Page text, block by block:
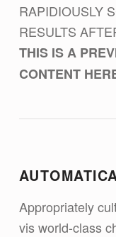
RAPIDIOUSLY
RESULTS
THIS IS A
CONTENT
Appropriately
vis world-class